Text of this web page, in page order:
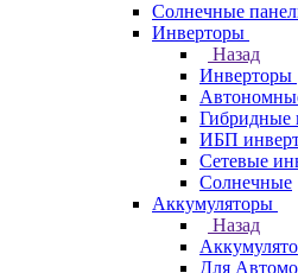
Солнечные
Инверторы
Назад
Инверторы
Гибридные
ИБП
Сетевые
Солнечные
Аккумуляторы
Назад
Для